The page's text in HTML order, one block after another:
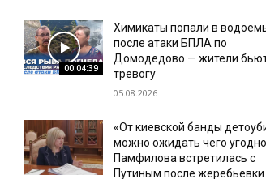
00:04:39
Химикаты попали в
после атаки БПЛА по
Домодедово — жители
тревогу
05.08.2026
«От киевской банды
можно ожидать чего
Памфилова встретилась с
Путиным после жеребьевки